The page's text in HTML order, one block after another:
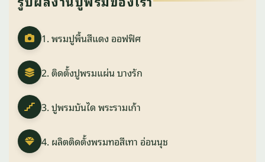
1. พรมปูพื้นสีแดง ออฟฟิศ
2. ติดตั้งปูพรมแผ่น บางรัก
3. ปูพรมบันได พระรามเก้า
4. ผลิตติดตั้งพรมทอสีเทา อ่อนนุช